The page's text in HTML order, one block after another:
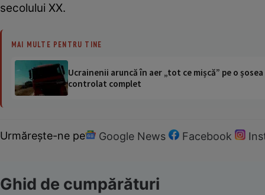
secolului XX.
MAI MULTE PENTRU TINE
Ucrainenii aruncă în aer „tot ce mișcă” pe o
controlat complet
Urmărește-ne pe Google News Facebook
Ghid de cumpărături